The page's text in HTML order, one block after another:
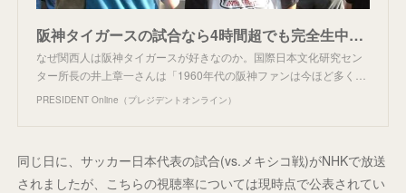
阪神タイガースの試合なら4時間超でも完全生中継…｢関西人の阪神愛｣を育てたサンテレビの先見の明 ｢読売ジャイアンツの引き立て役｣から大ブレイク
なぜ関西人は阪神タイガースが好きなのか。国際日本文化研究セン
ター所長の井上章一さんは「1960年代の阪神ファンは今ほど多く…
PRESIDENT Online（プレジデントオンライン）
同じ日に、サッカー日本代表の試合(vs.メキシコ戦)がNHKで放送
されましたが、こちらの視聴率については現時点で公表されてい